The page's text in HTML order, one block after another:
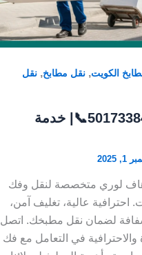
الكويت, نقل مطابخ, نقل
نقل مطابخ الكويت 50173384📞| خدمة
2025
لوري متخصصة لنقل وفك
احترافية عالية، تغليف آمن،
لضمان نقل مطبخك. اتصل
الكفاءة والاحترافية في التعامل مع فك